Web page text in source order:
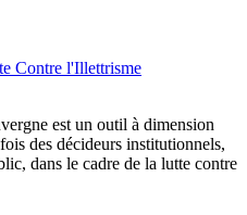
est un outil à dimension
des décideurs institutionnels,
dans le cadre de la lutte contre